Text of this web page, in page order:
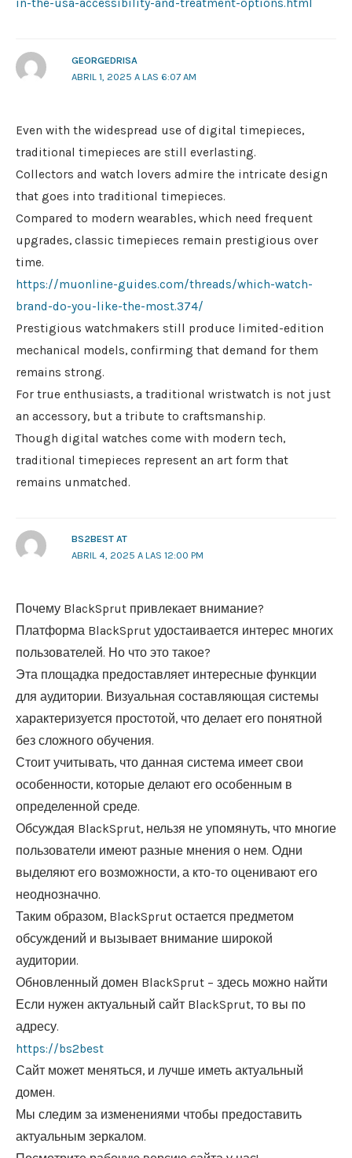
in-the-usa-accessibility-and-treatment-options.html
GEORGEDRISA
ABRIL 1, 2025 A LAS 6:07 AM
Even with the widespread use of digital timepieces,
traditional timepieces are still everlasting.
Collectors and watch lovers admire the intricate design
that goes into traditional timepieces.
Compared to modern wearables, which need frequent
upgrades, classic timepieces remain prestigious over
time.
https://muonline-guides.com/threads/which-watch-
brand-do-you-like-the-most.374/
Prestigious watchmakers still produce limited-edition
mechanical models, confirming that demand for them
remains strong.
For true enthusiasts, a traditional wristwatch is not just
an accessory, but a tribute to craftsmanship.
Though digital watches come with modern tech,
traditional timepieces represent an art form that
remains unmatched.
BS2BEST AT
ABRIL 4, 2025 A LAS 12:00 PM
Почему BlackSprut привлекает внимание?
Платформа BlackSprut удостаивается интерес многих
пользователей. Но что это такое?
Эта площадка предоставляет интересные функции
для аудитории. Визуальная составляющая системы
характеризуется простотой, что делает его понятной
без сложного обучения.
Стоит учитывать, что данная система имеет свои
особенности, которые делают его особенным в
определенной среде.
Обсуждая BlackSprut, нельзя не упомянуть, что многие
пользователи имеют разные мнения о нем. Одни
выделяют его возможности, а кто-то оценивают его
неоднозначно.
Таким образом, BlackSprut остается предметом
обсуждений и вызывает внимание широкой
аудитории.
Обновленный домен BlackSprut – здесь можно найти
Если нужен актуальный сайт BlackSprut, то вы по
адресу.
https://bs2best
Сайт может меняться, и лучше иметь актуальный
домен.
Мы следим за изменениями чтобы предоставить
актуальным зеркалом.